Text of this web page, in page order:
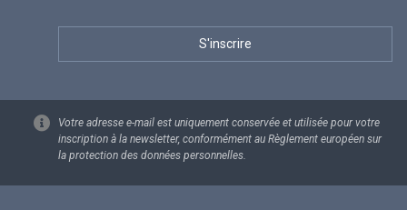
Votre adresse e-mail est uniquement conservée et utilisée pour votre
inscription à la newsletter, conformément au Règlement européen sur
la protection des données personnelles.